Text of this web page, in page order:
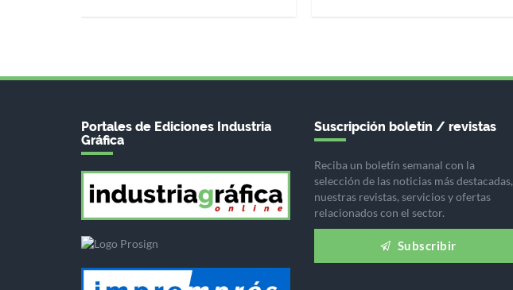
Portales de Ediciones Industria
Gráfica
Suscripción boletín / revistas
Reciba un boletín semanal con la
selección de las noticias más destacadas,
nuestras revistas, servicios y ofertas
relacionados con el sector.
Subscribir